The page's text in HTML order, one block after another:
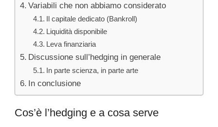
Variabili che non abbiamo considerato
Il capitale dedicato (Bankroll)
Liquidità disponibile
Leva finanziaria
Discussione sull’hedging in generale
In parte scienza, in parte arte
In conclusione
Cos’è l’hedging e a cosa serve